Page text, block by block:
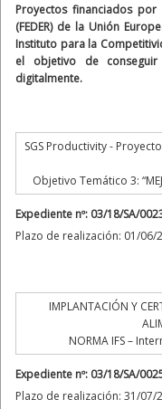
Proyectos financiados
(FEDER) de la Unión
Instituto para la
el objetivo de
digitalmente.
SGS Productivity -
Objetivo Temático 3:
Expediente nº: 03/18/SA/
Plazo de realización: 01/06/
IMPLANTACIÓN Y
NORMA IFS –
Expediente nº: 03/18/SA/
Plazo de realización: 31/07/